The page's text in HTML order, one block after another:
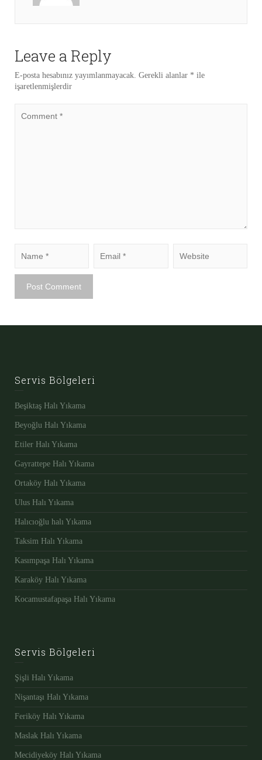
Leave a Reply
E-posta hesabınız yayımlanmayacak. Gerekli alanlar * ile
işaretlenmişlerdir
Servis Bölgeleri
Beşiktaş Halı Yıkama
Beyoğlu Halı Yıkama
Etiler Halı Yıkama
Gayrattepe Halı Yıkama
Ortaköy Halı Yıkama
Ulus Halı Yıkama
Halıcıoğlu halı Yıkama
Taksim Halı Yıkama
Kasımpaşa Halı Yıkama
Karaköy Halı Yıkama
Kocamustafapaşa Halı Yıkama
Servis Bölgeleri
Şişli Halı Yıkama
Nişantaşı Halı Yıkama
Feriköy Halı Yıkama
Maslak Halı Yıkama
Mecidiyeköy Halı Yıkama